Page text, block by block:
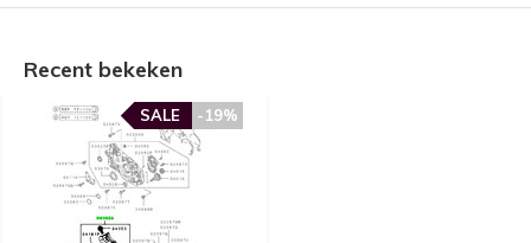
Recent bekeken
-19%
SALE